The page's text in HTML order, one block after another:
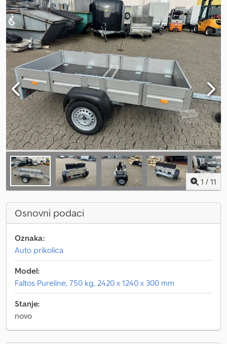
1 / 11
Osnovni podaci
Oznaka:
Auto prikolica
Model:
Faltos Pureline, 750 kg, 2420 x 1240 x 300 mm
Stanje:
novo